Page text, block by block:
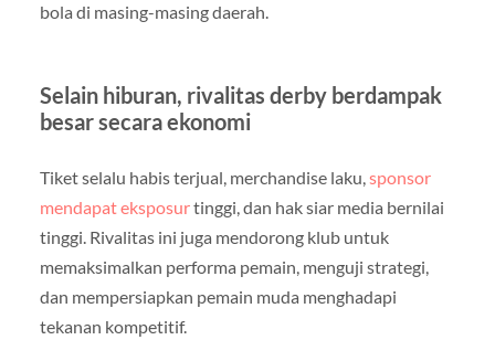
bola di masing-masing daerah.
Selain hiburan, rivalitas derby berdampak
besar secara ekonomi
Tiket selalu habis terjual, merchandise laku,sponsor
mendapat eksposurtinggi, dan hak siar media bernilai
tinggi. Rivalitas ini juga mendorong klub untuk
memaksimalkan performa pemain, menguji strategi,
dan mempersiapkan pemain muda menghadapi
tekanan kompetitif.